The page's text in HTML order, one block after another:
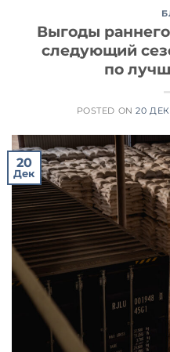
Выгоды
следующий
по
POSTED ON20
20
Дек